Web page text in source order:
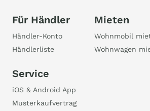
Für Händler
Händler-Konto
Händlerliste
Mieten
Wohnmobil
Wohnwagen
Service
iOS & Android App
Musterkaufvertrag